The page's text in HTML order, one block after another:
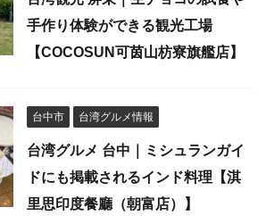
手作り体験ができる観光工場
【COCOSUN可茵山枋寮旗艦店】
台中市 台湾グルメ情報
台湾グルメ 台中｜ミシュランガイ
ドにも掲載されるインド料理【淇
里思印度餐廳（朝富店）】